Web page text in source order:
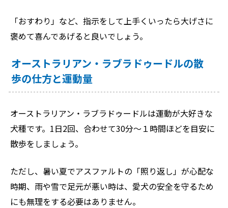
「おすわり」など、指示をして上手くいったら大げさに
褒めて喜んであげると良いでしょう。
オーストラリアン・ラブラドゥードルの散
歩の仕方と運動量
オーストラリアン・ラブラドゥードルは運動が大好きな
犬種です。1日2回、合わせて30分～１時間ほどを目安に
散歩をしましょう。
ただし、暑い夏でアスファルトの「照り返し」が心配な
時期、雨や雪で足元が悪い時は、愛犬の安全を守るため
にも無理をする必要はありません。